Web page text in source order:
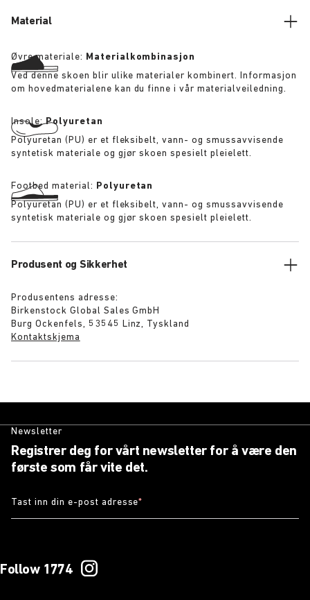
Material
Øvre materiale: Materialkombinasjon
Ved denne skoen blir ulike materialer kombinert. Informasjon
om hovedmaterialene kan du finne i vår materialveiledning.
Insole:Polyuretan
Polyuretan (PU) er et fleksibelt, vann- og smussavvisende
syntetisk materiale og gjør skoen spesielt pleielett.
Footbed material: Polyuretan
Polyuretan (PU) er et fleksibelt, vann- og smussavvisende
syntetisk materiale og gjør skoen spesielt pleielett.
Produsent og Sikkerhet
Produsentens adresse:
Birkenstock Global Sales GmbH
Burg Ockenfels, 53545 Linz, Tyskland
Kontaktskjema
Newsletter
Registrer deg for vårt newsletter for å være den
første som får vite det.
Tast inn din e-post adresse*
Follow 1774